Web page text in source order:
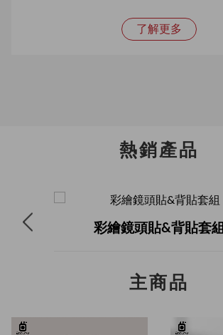
了解更多
熱銷產品
彩繪鏡頭貼&背貼套組
主商品